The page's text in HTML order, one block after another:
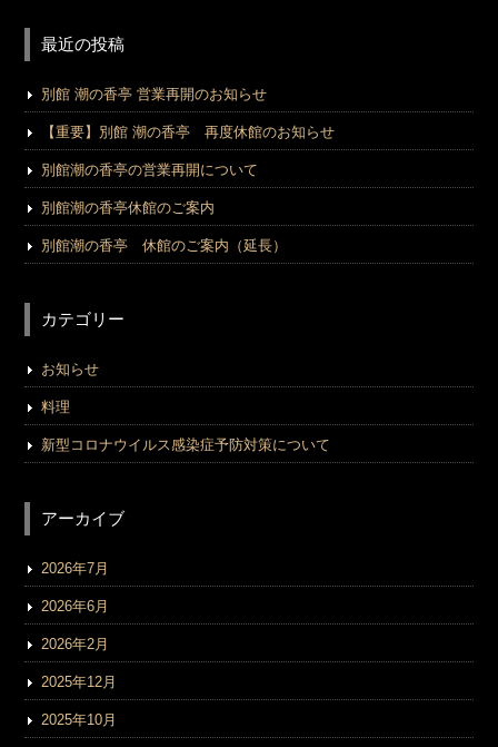
最近の投稿
別館 潮の香亭 営業再開のお知らせ
【重要】別館 潮の香亭 再度休館のお知らせ
別館潮の香亭の営業再開について
別館潮の香亭休館のご案内
別館潮の香亭 休館のご案内（延長）
カテゴリー
お知らせ
料理
新型コロナウイルス感染症予防対策について
アーカイブ
2026年7月
2026年6月
2026年2月
2025年12月
2025年10月